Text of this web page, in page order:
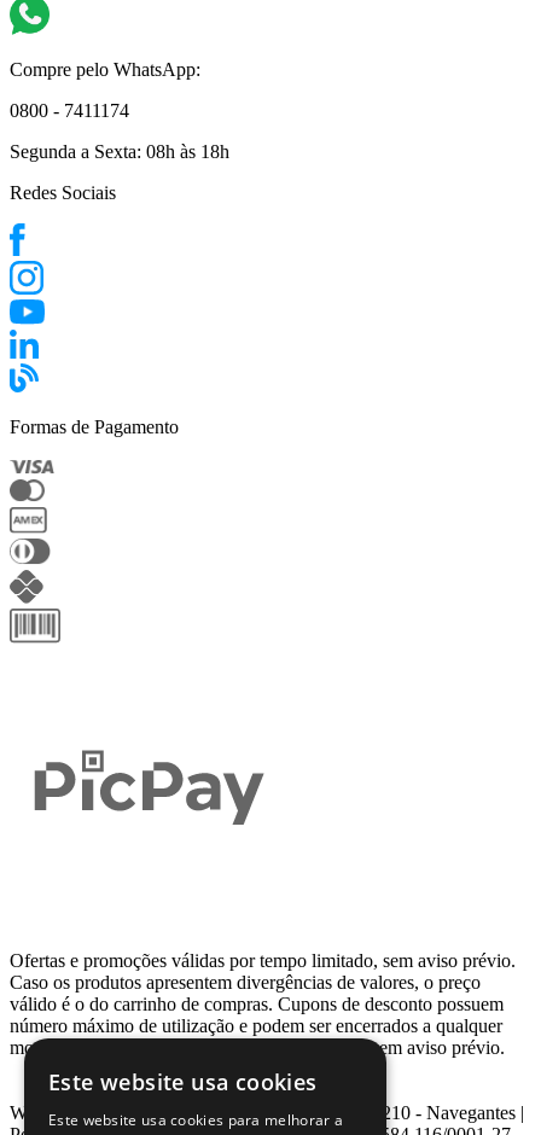
Compre pelo WhatsApp:
0800 - 7411174
Segunda a Sexta: 08h às 18h
Redes Sociais
Formas de Pagamento
Ofertas e promoções válidas por tempo limitado, sem aviso prévio.
Caso os produtos apresentem divergências de valores, o preço
válido é o do carrinho de compras. Cupons de desconto possuem
número máximo de utilização e podem ser encerrados a qualquer
momento, de acordo com sua disponibilidade e sem aviso prévio.
Webcontinental LTDA | Travessa Venezuela, Nº 210 - Navegantes |
Este website usa cookies
Este website usa cookies para melhorar a